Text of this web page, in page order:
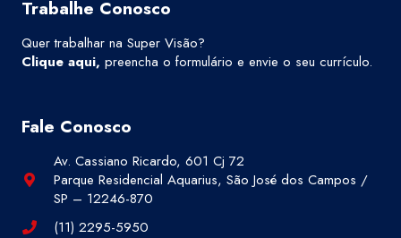
Trabalhe Conosco
Quer trabalhar na Super Visão?
Clique aqui, preencha o formulário e envie o seu currículo.
Fale Conosco
Av. Cassiano Ricardo, 601 Cj 72
Parque Residencial Aquarius, São José dos Campos /
SP – 12246-870
(11) 2295-5950